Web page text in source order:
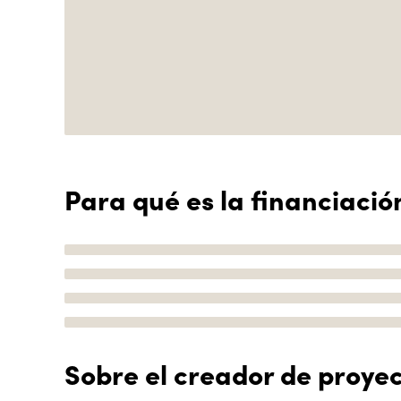
Para qué es la
Sobre el creador de